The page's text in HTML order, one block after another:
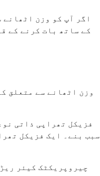
اگر آپ کو وزن
کے ساتھ بات کرنے کے
وزن اٹھانے سے متعلق
فزیکل تھراپی ذاتی
سبب بنے۔ ایک فزیکل
چیروپریکٹک کیئر